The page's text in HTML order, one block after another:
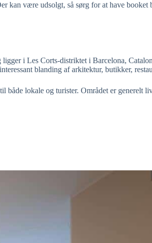
være udsolgt, så sørg for at have
i Les Corts-distriktet i Barcelona,
blanding af arkitektur, butikker,
lokale og turister. Området er generelt